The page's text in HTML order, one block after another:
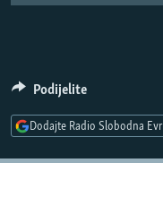
SPECIJALI RSE
VIŠE OD NASLOVA
PRATITE NAS
Podijelite
Dodajte Radio Slobodna